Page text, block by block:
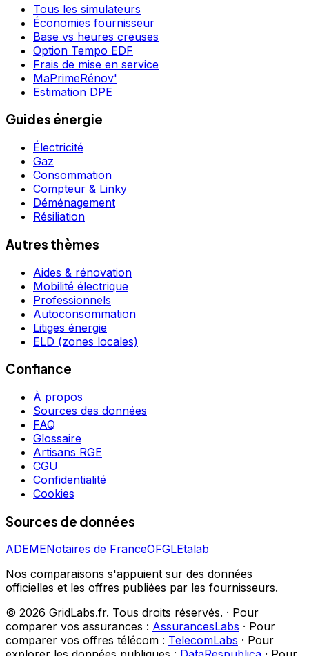
Tous les simulateurs
Économies fournisseur
Base vs heures creuses
Option Tempo EDF
Frais de mise en service
MaPrimeRénov'
Estimation DPE
Guides énergie
Électricité
Gaz
Consommation
Compteur & Linky
Déménagement
Résiliation
Autres thèmes
Aides & rénovation
Mobilité électrique
Professionnels
Autoconsommation
Litiges énergie
ELD (zones locales)
Confiance
À propos
Sources des données
FAQ
Glossaire
Artisans RGE
CGU
Confidentialité
Cookies
Sources de données
ADEMENotaires de FranceOFGLEtalab
Nos comparaisons s'appuient sur des données
officielles et les offres publiées par les fournisseurs.
© 2026 GridLabs.fr. Tous droits réservés. · Pour
comparer vos assurances : AssurancesLabs · Pour
comparer vos offres télécom : TelecomLabs · Pour